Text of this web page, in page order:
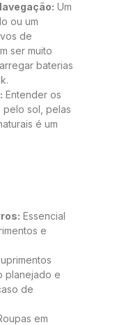
Um
ou um
de
ser muito
baterias
Entender os
sol, pelas
é um
Essencial
e
planejado e
de
em